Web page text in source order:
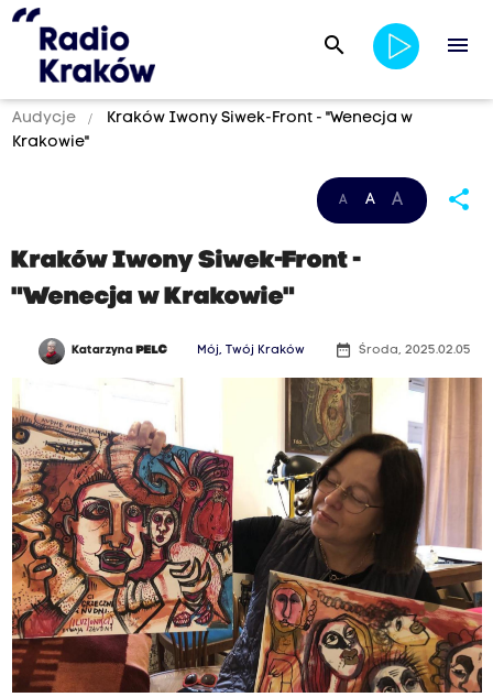
search menu
Audycje
Kraków Iwony Siwek-Front - "Wenecja w
Krakowie"
A A A share
Kraków Iwony Siwek-Front -
"Wenecja w Krakowie"
Katarzyna PELC Mój, Twój Kraków date_range Środa, 2025.02.05